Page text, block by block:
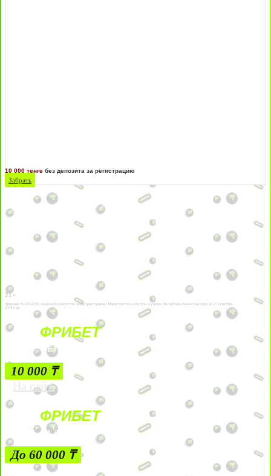
10 000 тенге без депозита за регистрацию
Забрать
21+
Лицензии №24514359, выданной комитетом индустрии туризма Министерства культуры и спорта Республики Казахстан срок до 27 сентября
2034 года.
ФРИБЕТ
БЕЗ УСЛОВИЙ
10 000 ₸
На сайт
ФРИБЕТ
ЗА ДЕПОЗИТЫ
До 60 000 ₸